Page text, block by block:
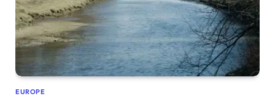
EUROPE